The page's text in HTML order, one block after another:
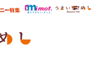
マ* ウレぴあ総研 ディズ
mimot.